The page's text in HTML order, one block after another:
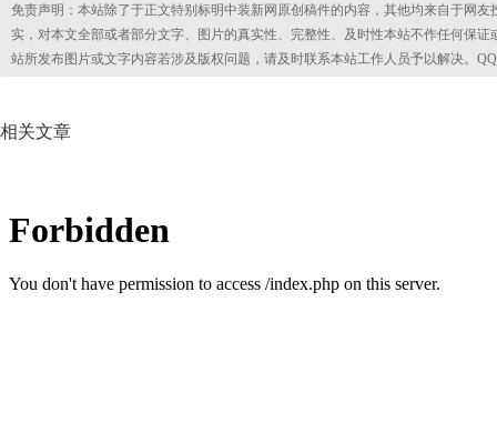
免责声明：本站除了于正文特别标明中装新网原创稿件的内容，其他均来自于网
实，对本文全部或者部分文字、图片的真实性、完整性、及时性本站不作任何保
站所发布图片或文字内容若涉及版权问题，请及时联系本站工作人员予以解决。
相关文章